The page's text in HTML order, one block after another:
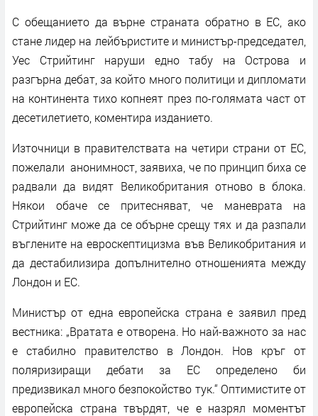
С обещанието да върне страната обратно в ЕС, ако
стане лидер на лейбъристите и министър-председател,
Уес Стрийтинг наруши едно табу на Острова и
разгърна дебат, за който много политици и дипломати
на континента тихо копнеят през по-голямата част от
десетилетието, коментира изданието.
Източници в правителствата на четири страни от ЕС,
пожелали анонимност, заявиха, че по принцип биха се
радвали да видят Великобритания отново в блока.
Някои обаче се притесняват, че маневрата на
Стрийтинг може да се обърне срещу тях и да разпали
въглените на евроскептицизма във Великобритания и
да дестабилизира допълнително отношенията между
Лондон и ЕС.
Министър от една европейска страна е заявил пред
вестника: „Вратата е отворена. Но най-важното за нас
е стабилно правителство в Лондон. Нов кръг от
поляризиращи дебати за ЕС определено би
предизвикал много безпокойство тук.“ Оптимистите от
европейска страна твърдят, че е назрял моментът